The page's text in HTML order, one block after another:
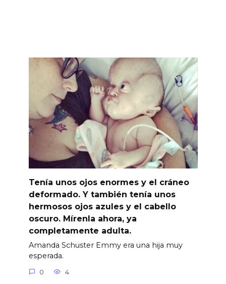
Tenía unos ojos enormes y el cráneo
deformado. Y también tenía unos
hermosos ojos azules y el cabello
oscuro. Mírenla ahora, ya
completamente adulta.
Amanda Schuster Emmy era una hija muy
esperada.
0 4